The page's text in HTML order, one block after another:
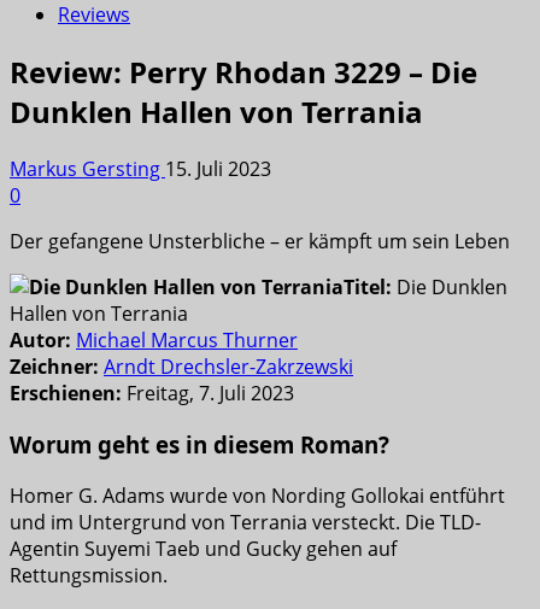
Reviews
Review: Perry Rhodan 3229 – Die
Dunklen Hallen von Terrania
Markus Gersting 15. Juli 2023
0
Der gefangene Unsterbliche – er kämpft um sein Leben
Titel: Die Dunklen
Hallen von Terrania
Autor: Michael Marcus Thurner
Zeichner: Arndt Drechsler-Zakrzewski
Erschienen: Freitag, 7. Juli 2023
Worum geht es in diesem Roman?
Homer G. Adams wurde von Nording Gollokai entführt
und im Untergrund von Terrania versteckt. Die TLD-
Agentin Suyemi Taeb und Gucky gehen auf
Rettungsmission.